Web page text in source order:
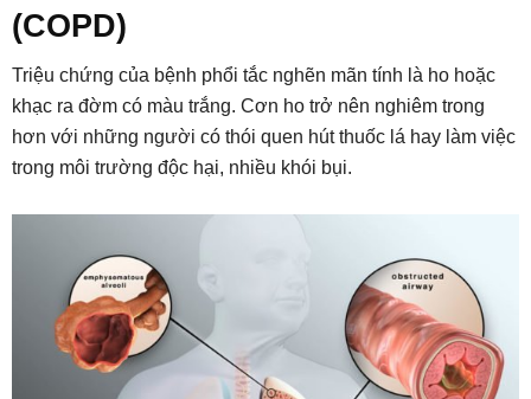
(COPD)
Triệu chứng của bệnh phổi tắc nghẽn mãn tính là ho hoặc
khạc ra đờm có màu trắng. Cơn ho trở nên nghiêm trong
hơn với những người có thói quen hút thuốc lá hay làm việc
trong môi trường độc hại, nhiều khói bụi.